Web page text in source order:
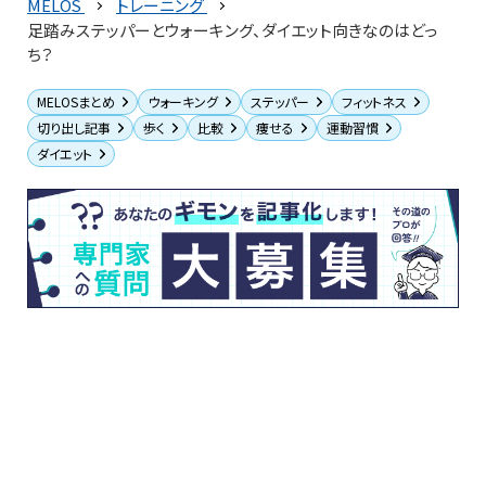
足踏みステッパーとウォーキング、ダイエット向きなのはどっ
ち？
MELOSまとめ ウォーキング ステッパー
フィットネス
切り出し記事
歩く 比較 痩せる
運動習慣
ダイエット